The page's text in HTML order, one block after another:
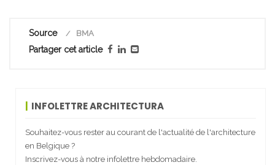
Source BMA
Partager cet article
INFOLETTRE ARCHITECTURA
Souhaitez-vous rester au courant de l'actualité de l'architecture
en Belgique ?
Inscrivez-vous à notre infolettre hebdomadaire.